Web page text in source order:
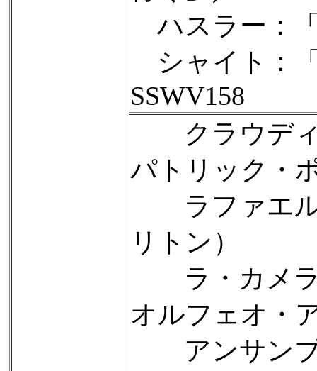
ハスラー：
シャイト：
SSWV158
クラウディ
パトリック・
ラファエル
リトン）
ラ・カメラ
オルフェオ・
アンサンブ